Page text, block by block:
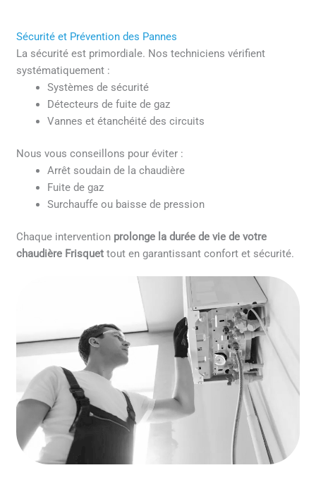
Sécurité et Prévention des Pannes
La sécurité est primordiale. Nos techniciens vérifient
systématiquement :
Systèmes de sécurité
Détecteurs de fuite de gaz
Vannes et étanchéité des circuits
Nous vous conseillons pour éviter :
Arrêt soudain de la chaudière
Fuite de gaz
Surchauffe ou baisse de pression
Chaque intervention prolonge la durée de vie de votre
chaudière Frisquet tout en garantissant confort et sécurité.